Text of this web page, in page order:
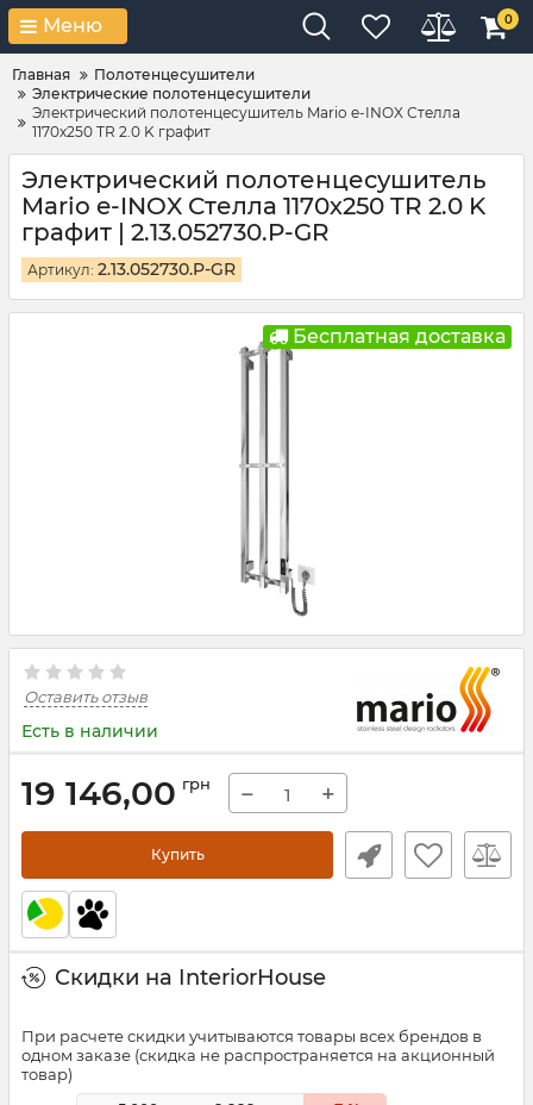
Меню 0
Главная
Полотенцесушители
Электрические полотенцесушители
Электрический полотенцесушитель Mario e-INOX Стелла
1170х250 TR 2.0 K графит
Электрический полотенцесушитель
Mario e-INOX Стелла 1170х250 TR 2.0 K
графит | 2.13.052730.P-GR
Артикул: 2.13.052730.P-GR
Бесплатная доставка
Оставить отзыв
Есть в наличии
19 146,00 грн − +
Купить
Скидки на InteriorHouse
При расчете скидки учитываются товары всех брендов в
одном заказе (скидка не распространяется на акционный
товар)